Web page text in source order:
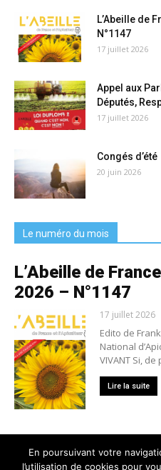
L’Abeille de
N°1147
17 juillet 2026
Appel aux
Députés,
17 juillet 2026
Congés d’été
20 juin 2026
Le numéro du mois
L’Abeille de
2026 – N°1147
17 juillet 2026
Edito de
National
VIVANT Si,
Lire la suite
Nous contacter
En poursuivant votre
l’utilisation de cookies pour